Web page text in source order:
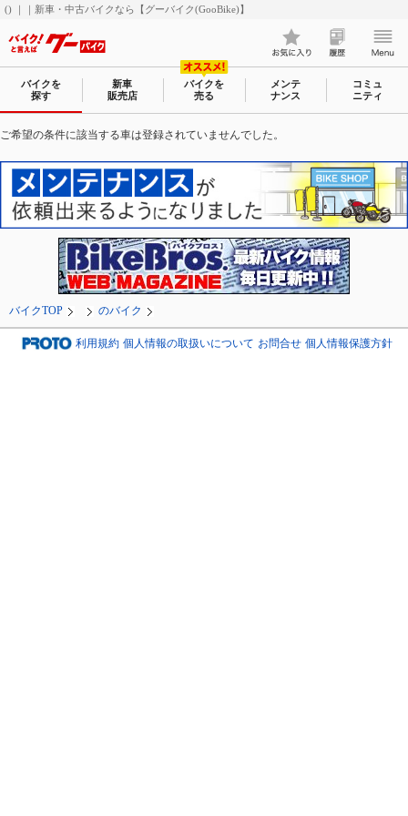
() ｜｜新車・中古バイクなら【グーバイク(GooBike)】
バイクを
探す
新車
販売店
バイクを
売る
メンテ
ナンス
コミュ
ニティ
ご希望の条件に該当する車は登録されていませんでした。
バイクTOP のバイク
利用規約 個人情報の取扱いについて お問合せ 個人情報保護方針